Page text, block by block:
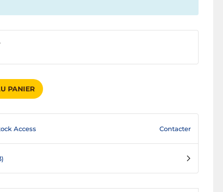
PANIER
Access Contacter